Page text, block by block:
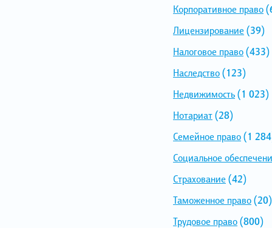
Корпоративное право
Лицензирование (39)
Налоговое право(433)
Наследство(123)
Недвижимость(1 023)
Нотариат(28)
Семейное право(1
Социальное
Страхование (42)
Таможенное право(20)
Трудовое право(800)